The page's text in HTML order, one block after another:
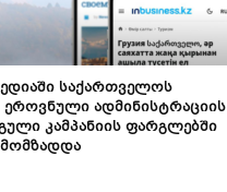
საქართველოს
ეროვნული ადმინისტრაციის
კამპანიის ფარგლებში
მომზადდა